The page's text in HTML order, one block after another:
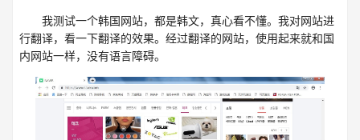
我测试一个韩国网站，都是韩文，真心看不懂。我对网站进
行翻译，看一下翻译的效果。经过翻译的网站，使用起来就和国
内网站一样，没有语言障碍。